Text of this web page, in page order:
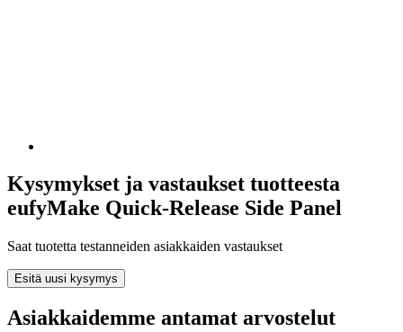
Kysymykset ja vastaukset tuotteesta
eufyMake Quick-Release Side Panel
Saat tuotetta testanneiden asiakkaiden vastaukset
Esitä uusi kysymys
Asiakkaidemme antamat arvostelut